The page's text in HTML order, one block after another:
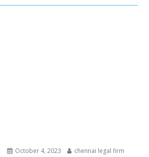
October 4, 2023 chennai legal firm